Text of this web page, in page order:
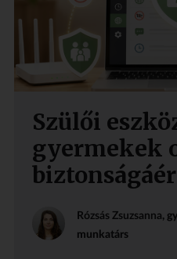
Szülői
gyermekek
Rózsás Zsuzsanna,
munkatárs